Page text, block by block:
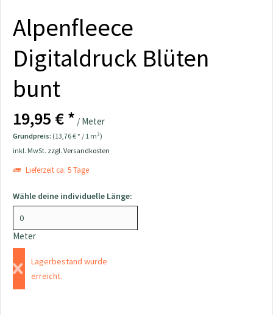
Alpenfleece
Digitaldruck Blüten
bunt
19,95 € * / Meter
Grundpreis: (13,76 € * / 1 m²)
inkl. MwSt. zzgl. Versandkosten
Lieferzeit ca. 5 Tage
Wähle deine individuelle Länge:
Meter
Lagerbestand wurde
erreicht.